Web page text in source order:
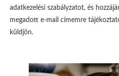
adatkezelési szabályzatot, és
megadott e-mail címemre
küldjön.